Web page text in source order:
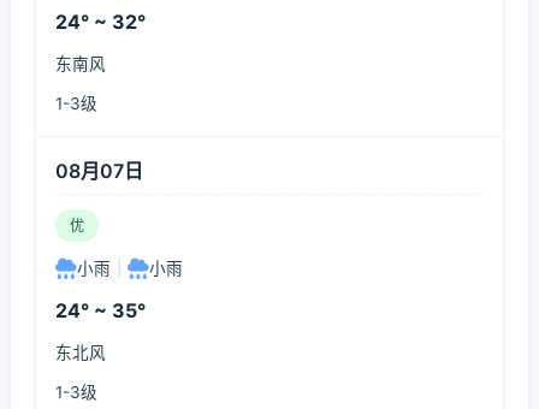
24° ~ 32°
东南风
1-3级
08月07日
优
小雨 小雨
24° ~ 35°
东北风
1-3级